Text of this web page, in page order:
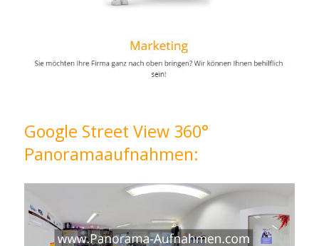
Google Street View 360°
Panoramaaufnahmen: